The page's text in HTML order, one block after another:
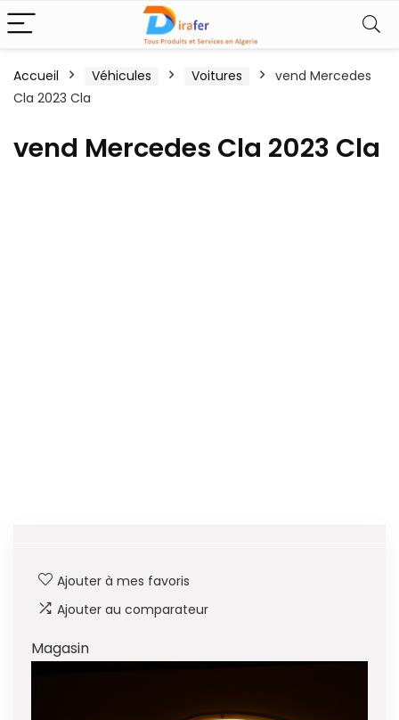
Accueil Véhicules Voitures
vend Mercedes
Cla 2023 Cla
vend Mercedes Cla 2023 Cla
Ajouter à mes favoris
Ajouter au comparateur
Magasin